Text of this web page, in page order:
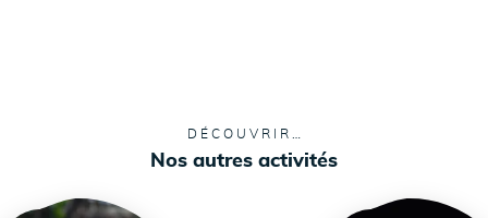
DÉCOUVRIR…
Nos autres activités